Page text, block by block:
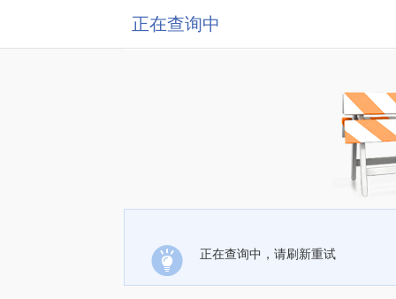
正在查询中
正在查询中，请刷新重试